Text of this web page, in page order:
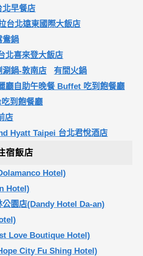
北早餐店
台北遠東國際大飯店
鴦鍋
北喜來登大飯店
涮鍋-敦南店
有間火鍋
廳自助午晚餐 Buffet 吃到飽餐廳
吃到飽餐廳
店
Hyatt Taipei 台北君悅酒店
宿飯店
Hotel)
Hotel)
公園店(Dandy Hotel Da-an)
Love Boutique Hotel)
City Fu Shing Hotel)